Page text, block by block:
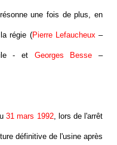
une fois de plus, en
régie (Pierre Lefaucheux–
- et Georges Besse –
31 mars 1992, lors de l'arrêt
définitive de l'usine après